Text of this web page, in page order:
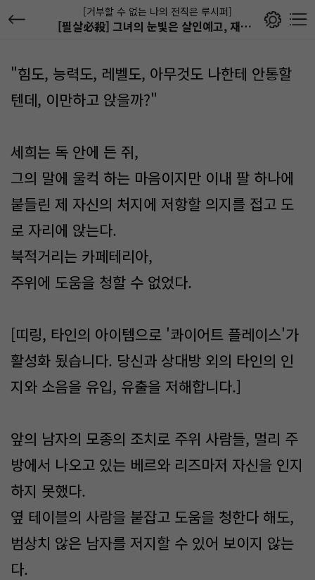
[거부할 수 없는 나의 전직은 루시퍼]
[필살必殺] 그녀의 눈빛은 살인예고, 재난이다.
"힘도, 능력도, 레벨도, 아무것도 나한테 안통할
텐데, 이만하고 앉을까?"
세희는 독 안에 든 쥐,
그의 말에 울컥 하는 마음이지만 이내 팔 하나에
붙들린 제 자신의 처지에 저항할 의지를 접고 도
로 자리에 앉는다.
북적거리는 카페테리아,
주위에 도움을 청할 수 없었다.
[띠링, 타인의 아이템으로 '콰이어트 플레이스'가
활성화 됬습니다. 당신과 상대방 외의 타인의 인
지와 소음을 유입, 유출을 저해합니다.]
앞의 남자의 모종의 조치로 주위 사람들, 멀리 주
방에서 나오고 있는 베르와 리즈마저 자신을 인지
하지 못했다.
옆 테이블의 사람을 붙잡고 도움을 청한다 해도,
범상치 않은 남자를 저지할 수 있어 보이지 않는
다.